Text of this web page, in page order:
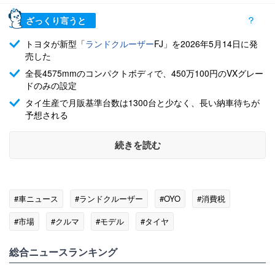
ざっくり言うと
トヨタが新型「ランドクルーザーFJ」を2026年5月14日に発
売した
全長4575mmのコンパクトボディで、450万100円のVXグレー
ドのみの設定
タイ生産で月販基準台数は1300台と少なく、長い納車待ちが
予想される
続きを読む
#車ニュース #ランドクルーザー #OYO
#消費税
#市場
#クルマ #モデル #タイヤ
総合ニュースランキング